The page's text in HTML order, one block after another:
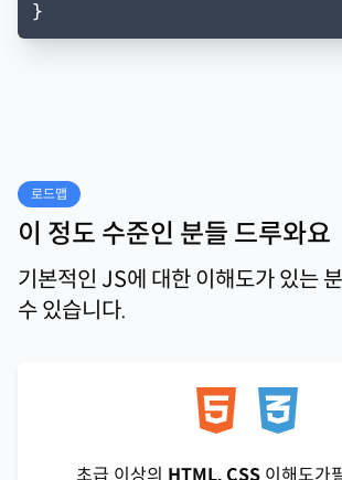
}
로드맵
이 정도 수준인 분들 드루와요
기본적인 JS에 대한 이해도가 있는
수 있습니다.
초급 이상의 HTML. CSS 이해도가